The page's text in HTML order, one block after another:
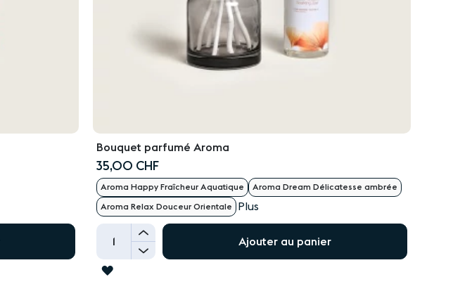
Bouquet parfumé Aroma
35,00 CHF
Aroma Happy Fraîcheur Aquatique Aroma Dream Délicatesse ambrée
Aroma Relax Douceur Orientale Plus
+
-
Ajouter au panier
AJOUTER